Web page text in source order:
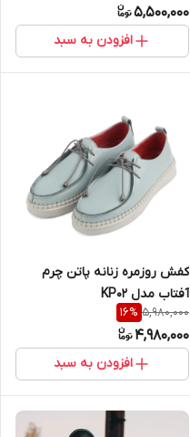
5,500,000
افزودن به سبد
کفش روزمره زنانه پاتن چرم
آفتاب مدل KP02
5,980,000
16%
4,980,000
افزودن به سبد